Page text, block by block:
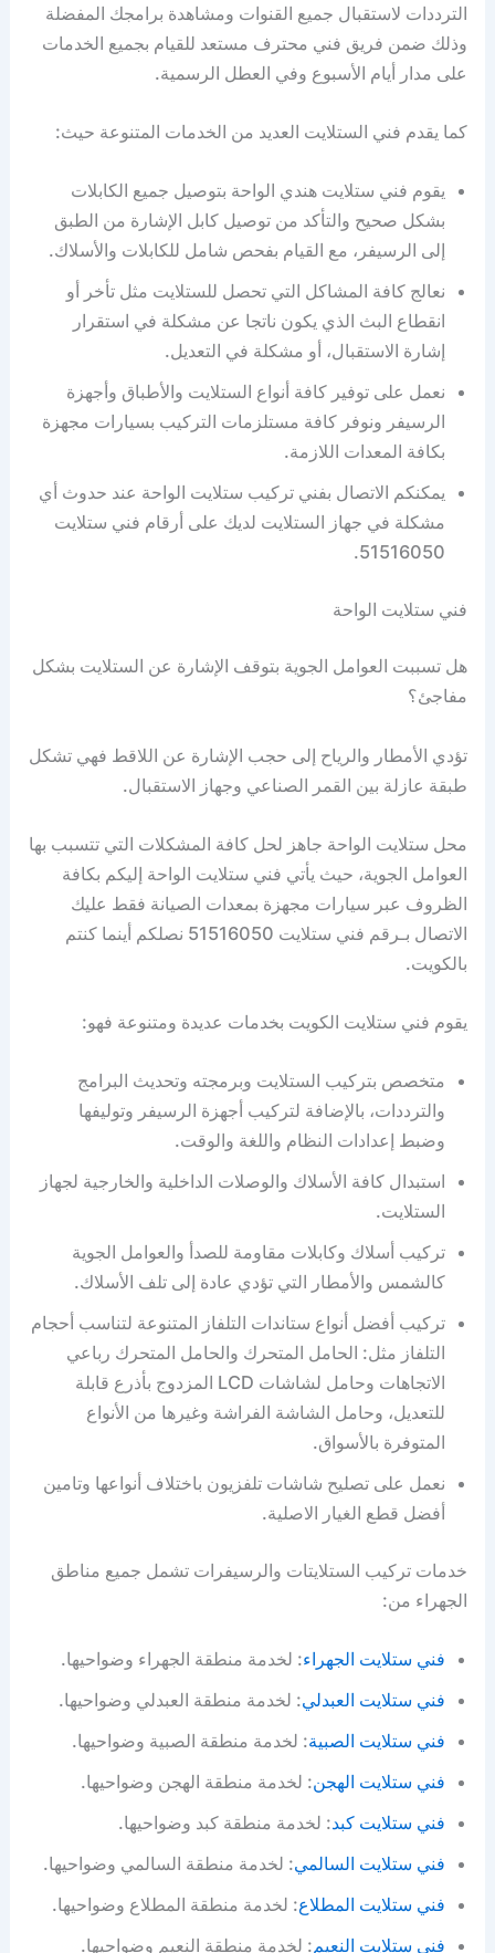
الترددات لاستقبال جميع القنوات ومشاهدة برامجك المفضلة
وذلك ضمن فريق فني محترف مستعد للقيام بجميع الخدمات
على مدار أيام الأسبوع وفي العطل الرسمية.
كما يقدم فني الستلايت العديد من الخدمات المتنوعة حيث:
يقوم فني ستلايت هندي الواحة بتوصيل جميع الكابلات
بشكل صحيح والتأكد من توصيل كابل الإشارة من الطبق
إلى الرسيفر، مع القيام بفحص شامل للكابلات والأسلاك.
نعالج كافة المشاكل التي تحصل للستلايت مثل تأخر أو
انقطاع البث الذي يكون ناتجا عن مشكلة في استقرار
إشارة الاستقبال، أو مشكلة في التعديل.
نعمل على توفير كافة أنواع الستلايت والأطباق وأجهزة
الرسيفر ونوفر كافة مستلزمات التركيب بسيارات مجهزة
بكافة المعدات اللازمة.
يمكنكم الاتصال بفني تركيب ستلايت الواحة عند حدوث أي
مشكلة في جهاز الستلايت لديك على أرقام فني ستلايت
51516050.
فني ستلايت الواحة
هل تسببت العوامل الجوية بتوقف الإشارة عن الستلايت بشكل
مفاجئ؟
تؤدي الأمطار والرياح إلى حجب الإشارة عن اللاقط فهي تشكل
طبقة عازلة بين القمر الصناعي وجهاز الاستقبال.
محل ستلايت الواحة جاهز لحل كافة المشكلات التي تتسبب بها
العوامل الجوية، حيث يأتي فني ستلايت الواحة إليكم بكافة
الظروف عبر سيارات مجهزة بمعدات الصيانة فقط عليك
الاتصال بـرقم فني ستلايت 51516050 نصلكم أينما كنتم
بالكويت.
يقوم فني ستلايت الكويت بخدمات عديدة ومتنوعة فهو:
متخصص بتركيب الستلايت وبرمجته وتحديث البرامج
والترددات، بالإضافة لتركيب أجهزة الرسيفر وتوليفها
وضبط إعدادات النظام واللغة والوقت.
استبدال كافة الأسلاك والوصلات الداخلية والخارجية لجهاز
الستلايت.
تركيب أسلاك وكابلات مقاومة للصدأ والعوامل الجوية
كالشمس والأمطار التي تؤدي عادة إلى تلف الأسلاك.
تركيب أفضل أنواع ستاندات التلفاز المتنوعة لتناسب أحجام
التلفاز مثل: الحامل المتحرك والحامل المتحرك رباعي
الاتجاهات وحامل لشاشات LCD المزدوج بأذرع قابلة
للتعديل، وحامل الشاشة الفراشة وغيرها من الأنواع
المتوفرة بالأسواق.
نعمل على تصليح شاشات تلفزيون باختلاف أنواعها وتامين
أفضل قطع الغيار الاصلية.
خدمات تركيب الستلايتات والرسيفرات تشمل جميع مناطق
الجهراء من:
فني ستلايت الجهراء: لخدمة منطقة الجهراء وضواحيها.
فني ستلايت العبدلي: لخدمة منطقة العبدلي وضواحيها.
فني ستلايت الصبية: لخدمة منطقة الصبية وضواحيها.
فني ستلايت الهجن: لخدمة منطقة الهجن وضواحيها.
فني ستلايت كبد: لخدمة منطقة كبد وضواحيها.
فني ستلايت السالمي: لخدمة منطقة السالمي وضواحيها.
فني ستلايت المطلاع: لخدمة منطقة المطلاع وضواحيها.
فني ستلايت النعيم: لخدمة منطقة النعيم وضواحيها.